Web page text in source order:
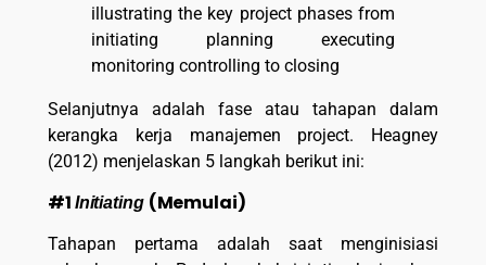
Selanjutnya adalah fase atau tahapan dalam
kerangka kerja manajemen project. Heagney
(2012) menjelaskan 5 langkah berikut ini:
#1 Initiating (Memulai)
Tahapan pertama adalah saat menginisiasi